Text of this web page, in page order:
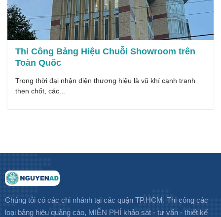
Thi Công Bảng Hiệu Chuỗi Showroom trên
Toàn Quốc
Trong thời đại nhận diện thương hiệu là vũ khí cạnh tranh
then chốt, các...
Chúng tôi có các chi nhánh tại các quận TP.HCM. Thi công các
loại bảng hiệu quảng cáo, MIỄN PHÍ khảo sát - tư vấn - thiết kế